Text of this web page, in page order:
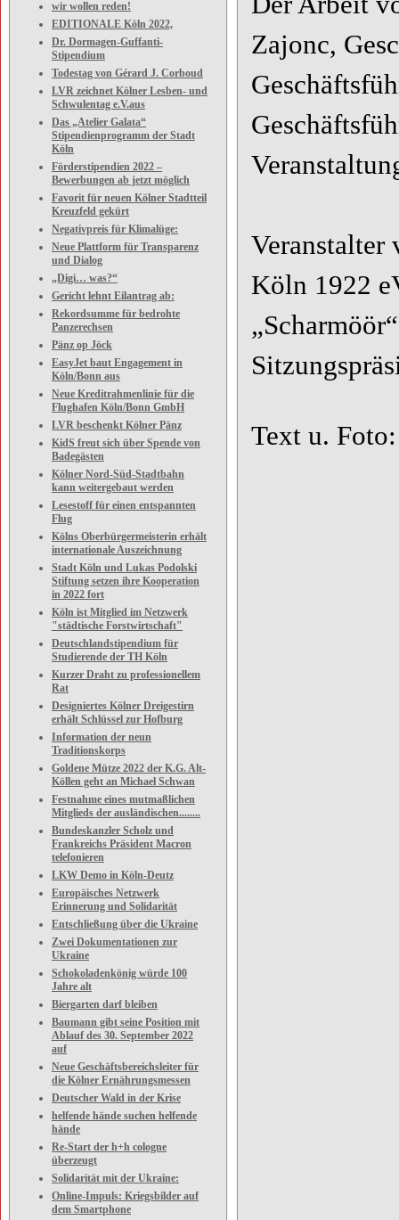
wir wollen reden!
EDITIONALE Köln 2022,
Dr. Dormagen-Guffanti-
Stipendium
Todestag von Gérard J. Corboud
LVR zeichnet Kölner Lesben- und
Schwulentag e.V.aus
Das „Atelier Galata“
Stipendienprogramm der Stadt
Köln
Förderstipendien 2022 –
Bewerbungen ab jetzt möglich
Favorit für neuen Kölner Stadtteil
Kreuzfeld gekürt
Negativpreis für Klimalüge:
Neue Plattform für Transparenz
und Dialog
„Digi… was?“
Gericht lehnt Eilantrag ab:
Rekordsumme für bedrohte
Panzerechsen
Pänz op Jöck
EasyJet baut Engagement in
Köln/Bonn aus
Neue Kreditrahmenlinie für die
Flughafen Köln/Bonn GmbH
LVR beschenkt Kölner Pänz
KidS freut sich über Spende von
Badegästen
Kölner Nord-Süd-Stadtbahn
kann weitergebaut werden
Lesestoff für einen entspannten
Flug
Kölns Oberbürgermeisterin erhält
internationale Auszeichnung
Stadt Köln und Lukas Podolski
Stiftung setzen ihre Kooperation
in 2022 fort
Köln ist Mitglied im Netzwerk
"städtische Forstwirtschaft"
Deutschlandstipendium für
Studierende der TH Köln
Kurzer Draht zu professionellem
Rat
Designiertes Kölner Dreigestirn
erhält Schlüssel zur Hofburg
Information der neun
Traditionskorps
Goldene Mütze 2022 der K.G. Alt-
Köllen geht an Michael Schwan
Festnahme eines mutmaßlichen
Mitglieds der ausländischen........
Bundeskanzler Scholz und
Frankreichs Präsident Macron
telefonieren
LKW Demo in Köln-Deutz
Europäisches Netzwerk
Erinnerung und Solidarität
Entschließung über die Ukraine
Zwei Dokumentationen zur
Ukraine
Schokoladenkönig würde 100
Jahre alt
Biergarten darf bleiben
Baumann gibt seine Position mit
Ablauf des 30. September 2022
auf
Neue Geschäftsbereichsleiter für
die Kölner Ernährungsmessen
Deutscher Wald in der Krise
helfende hände suchen helfende
hände
Re-Start der h+h cologne
überzeugt
Solidarität mit der Ukraine:
Online-Impuls: Kriegsbilder auf
dem Smartphone
Zajonc,
Veranstalter
Köln 1922
Text u.